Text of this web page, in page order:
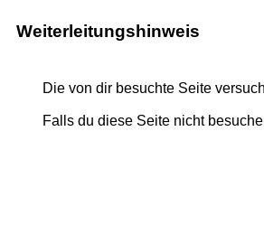
Weiterleitungshinweis
Die von dir besuchte Seite
Falls du diese Seite nicht